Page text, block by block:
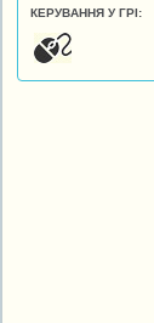
КЕРУВАННЯ У ГРІ: